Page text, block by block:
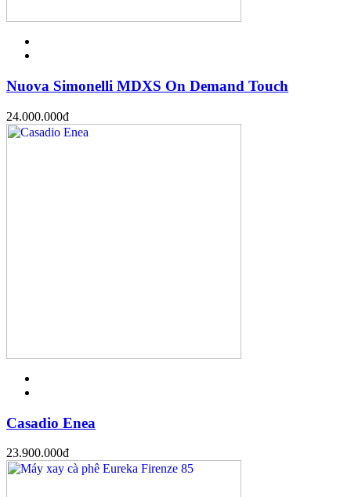
Nuova Simonelli MDXS On Demand Touch
24.000.000đ
Casadio Enea
23.900.000đ